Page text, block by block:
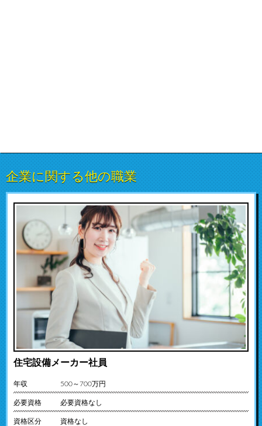
企業に関する他の職業
住宅設備メーカー社員
年収 500～700万円
必要資格 必要資格なし
資格区分 資格なし